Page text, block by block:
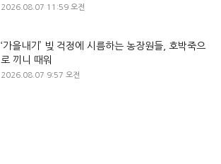
2026.08.07 11:59 오전
‘가을내기’ 빚 걱정에 시름하는 농장원들, 호박죽으
로 끼니 때워
2026.08.07 9:57 오전